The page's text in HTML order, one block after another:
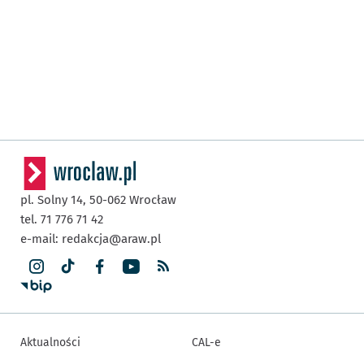
pl. Solny 14, 50-062 Wrocław
tel. 71 776 71 42
e-mail: redakcja@araw.pl
Aktualności
CAL-e